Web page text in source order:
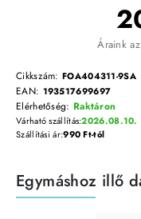
Áraink
Cikkszám: FOA404311-9SA
EAN: 193517699697
Elérhetőség: Raktáron
Várható szállítás:2026.08.10.
Szállítási ár:990 Ft-tól
Egymáshoz illő